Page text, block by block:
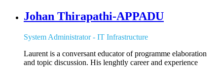
Johan Thirapathi-APPADU
System Administrator - IT Infrastructure
Laurent is a conversant educator of programme elaboration
and topic discussion. His lenghtly career and experience